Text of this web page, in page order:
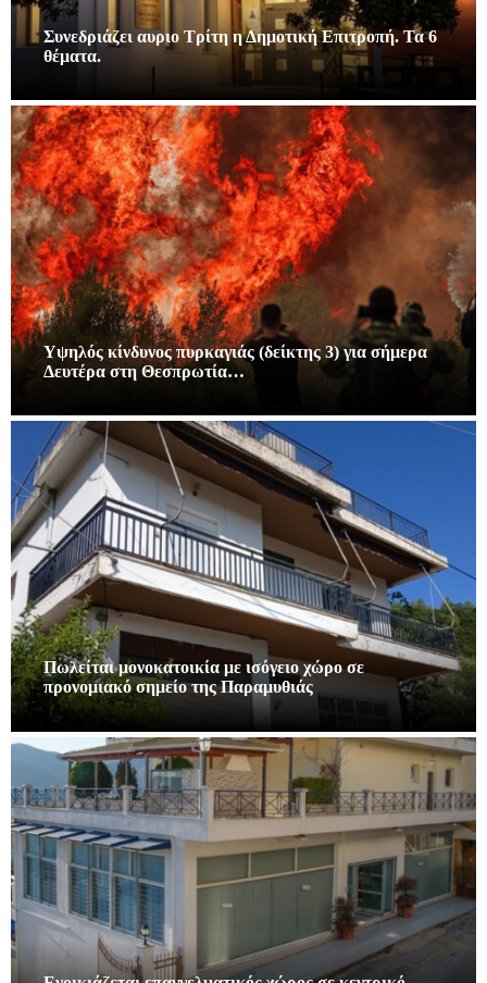
Συνεδριάζει αυριο Τρίτη η Δημοτική Επιτροπή. Τα 6
θέματα.
Υψηλός κίνδυνος πυρκαγιάς (δείκτης 3) για σήμερα
Δευτέρα στη Θεσπρωτία…
Πωλείται μονοκατοικία με ισόγειο χώρο σε
προνομιακό σημείο της Παραμυθιάς